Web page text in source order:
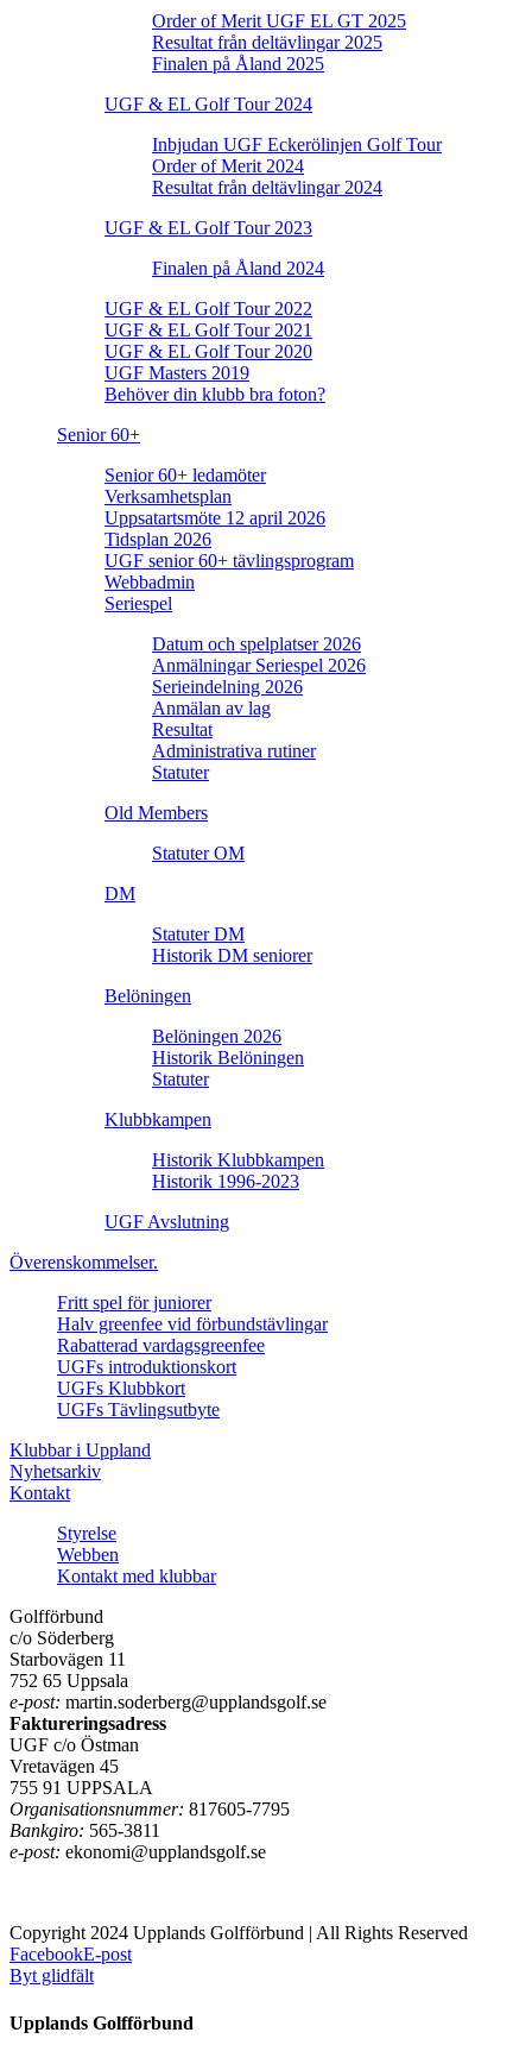
Order of Merit UGF EL GT 2025
Resultat från deltävlingar 2025
Finalen på Åland 2025
UGF & EL Golf Tour 2024
Inbjudan UGF Eckerölinjen Golf Tour
Order of Merit 2024
Resultat från deltävlingar 2024
UGF & EL Golf Tour 2023
Finalen på Åland 2024
UGF & EL Golf Tour 2022
UGF & EL Golf Tour 2021
UGF & EL Golf Tour 2020
UGF Masters 2019
Behöver din klubb bra foton?
Senior 60+
Senior 60+ ledamöter
Verksamhetsplan
Uppsatartsmöte 12 april 2026
Tidsplan 2026
UGF senior 60+ tävlingsprogram
Webbadmin
Seriespel
Datum och spelplatser 2026
Anmälningar Seriespel 2026
Serieindelning 2026
Anmälan av lag
Resultat
Administrativa rutiner
Statuter
Old Members
Statuter OM
DM
Statuter DM
Historik DM seniorer
Belöningen
Belöningen 2026
Historik Belöningen
Statuter
Klubbkampen
Historik Klubbkampen
Historik 1996-2023
UGF Avslutning
Överenskommelser.
Fritt spel för juniorer
Halv greenfee vid förbundstävlingar
Rabatterad vardagsgreenfee
UGFs introduktionskort
UGFs Klubbkort
UGFs Tävlingsutbyte
Klubbar i Uppland
Nyhetsarkiv
Kontakt
Styrelse
Webben
Kontakt med klubbar
Golfförbund
c/o Söderberg
Starbovägen 11
752 65 Uppsala
e-post: martin.soderberg@upplandsgolf.se
Faktureringsadress
UGF c/o Östman
Vretavägen 45
755 91 UPPSALA
Organisationsnummer: 817605-7795
Bankgiro: 565-3811
e-post: ekonomi@upplandsgolf.se
Copyright 2024 Upplands Golfförbund | All Rights Reserved
FacebookE-post
Byt glidfält
Upplands Golfförbund